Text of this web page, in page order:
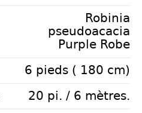
Robinia
pseudoacacia
Purple Robe
6 pieds ( 180 cm)
20 pi. / 6 mètres.